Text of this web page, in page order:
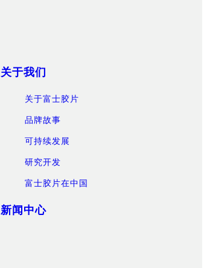
关于我们
关于富士胶片
品牌故事
可持续发展
研究开发
富士胶片在中国
新闻中心